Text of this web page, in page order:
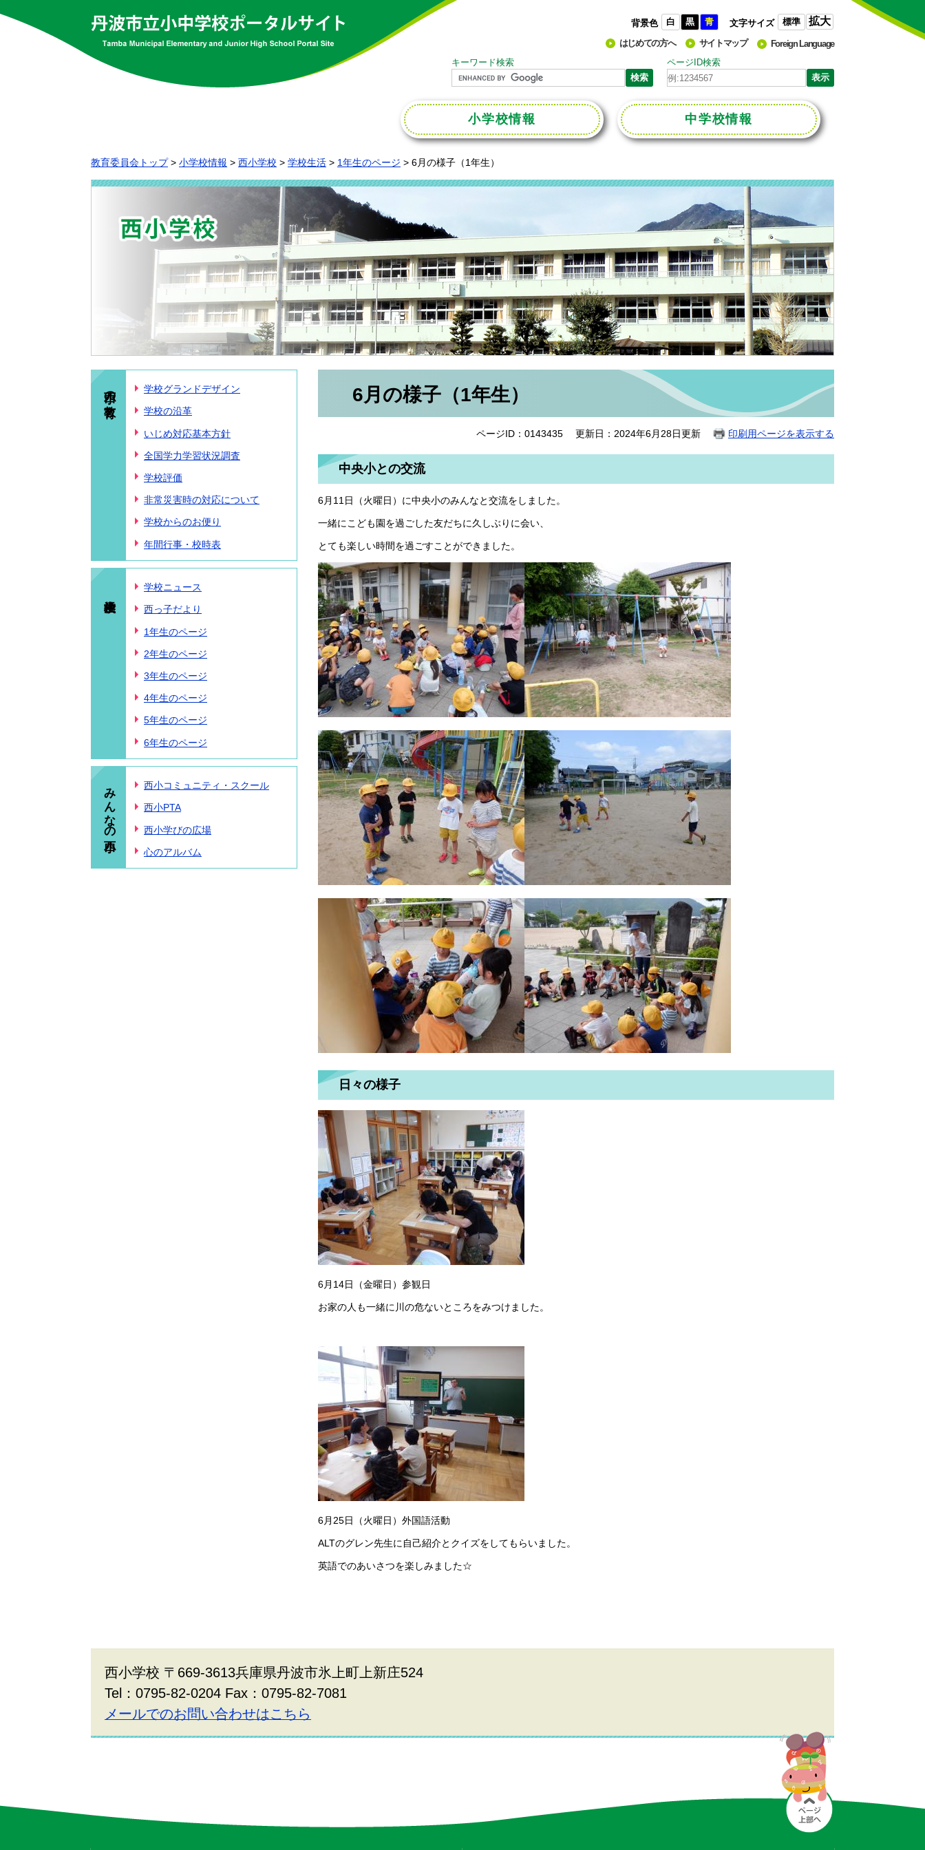
背景色 白 黒 青 文字サイズ 標準 拡大
はじめての方へ サイトマップ
Foreign Language
キーワード検索
ページID検索
小学校情報 中学校情報
教育委員会トップ > 小学校情報 > 西小学校 > 学校生活 > 1年生のページ > 6月の様子（1年生）
西小の教育 学校グランドデザイン
学校の沿革
いじめ対応基本方針
全国学力学習状況調査
学校評価
非常災害時の対応について
学校からのお便り
年間行事・校時表
学校ニュース
西っ子だより
1年生のページ
2年生のページ
3年生のページ
4年生のページ
5年生のページ
6年生のページ
みんなの西小 西小コミュニティ・スクール
西小PTA
西小学びの広場
心のアルバム
6月の様子（1年生）
ページID：0143435 更新日：2024年6月28日更新 印刷用ページを表示する
中央小との交流
6月11日（火曜日）に中央小のみんなと交流をしました。
一緒にこども園を過ごした友だちに久しぶりに会い、
とても楽しい時間を過ごすことができました。
日々の様子
6月14日（金曜日）参観日
お家の人も一緒に川の危ないところをみつけました。
6月25日（火曜日）外国語活動
ALTのグレン先生に自己紹介とクイズをしてもらいました。
英語でのあいさつを楽しみました☆
西小学校 〒669-3613兵庫県丹波市氷上町上新庄524
Tel：0795-82-0204 Fax：0795-82-7081
メールでのお問い合わせはこちら